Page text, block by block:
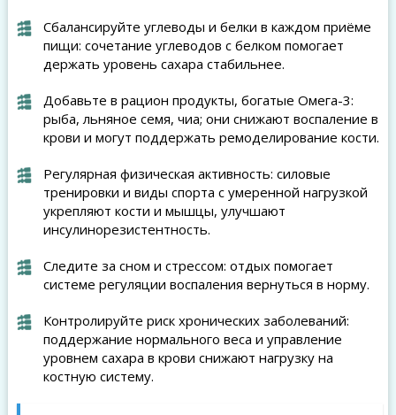
Сбалансируйте углеводы и белки в каждом приёме
пищи: сочетание углеводов с белком помогает
держать уровень сахара стабильнее.
Добавьте в рацион продукты, богатые Омега-3:
рыба, льняное семя, чиа; они снижают воспаление в
крови и могут поддержать ремоделирование кости.
Регулярная физическая активность: силовые
тренировки и виды спорта с умеренной нагрузкой
укрепляют кости и мышцы, улучшают
инсулинорезистентность.
Следите за сном и стрессом: отдых помогает
системе регуляции воспаления вернуться в норму.
Контролируйте риск хронических заболеваний:
поддержание нормального веса и управление
уровнем сахара в крови снижают нагрузку на
костную систему.